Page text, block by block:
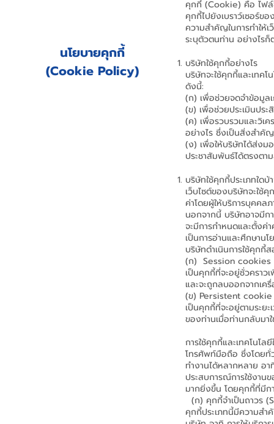
นโยบายคุกกี้
(Cookie Policy)
คุกกี้ (Cookie) คือ ไฟล์
คุกกี้ไปยังเบราว์เซอร์ข
ความสำคัญในการทำให้
ระบุตัวตนท่าน อย่างไร
บริษัทใช้คุกกี้อย่างไร
บริษัทจะใช้คุกกี้และเทค
ดังนี้:
(ก) เพื่อช่วยจดจำข้อมูลเ
(ข) เพื่อช่วยประเมินประ
(ค) เพื่อรวบรวมและวิเค
อย่างไร ซึ่งเป็นสิ่งสำคั
(ง) เพื่อให้บริษัทได้ส่งม
ประชาสัมพันธ์ได้ตรงตา
บริษัทใช้คุกกี้ประเภทใดบ้
เว็บไซต์ของบริษัทจะใ
ค่าโดยผู้ให้บริการบุคค
นอกจากนี้ บริษัทอาจมีก
จะมีการกำหนดและตั้งค่
เป็นการอ่านและศึกษาน
บริษัทดำเนินการใช้คุกกี้
(ก) Session cookies
เป็นคุกกี้ที่จะอยู่ชั่วคราว
และจะถูกลบออกจากเค
(ข) Persistent
เป็นคุกกี้ที่จะอยู่ตามระย
ของท่านเมื่อท่านกลับมาใ
การใช้คุกกี้และเทคโนโล
โทรศัพท์มือถือ ซึ่งโดยทั่
ทำงานได้หลากหลาย อ
ประสบการณ์การใช้งาน
มากยิ่งขึ้น โดยคุกกี้ที่มีก
(ก) คุกกี้จำเป็นถาวร
คุกกี้ประเภทนี้มีความสำ